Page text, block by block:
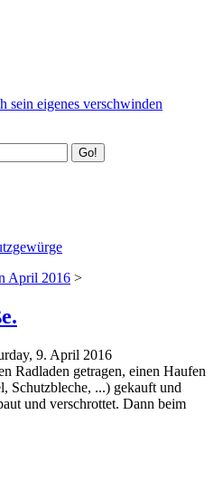
sein eigenes verschwinden
April 2016 >
9. April 2016
Radladen getragen, einen Haufen
Schutzbleche, ...) gekauft und
und verschrottet. Dann beim